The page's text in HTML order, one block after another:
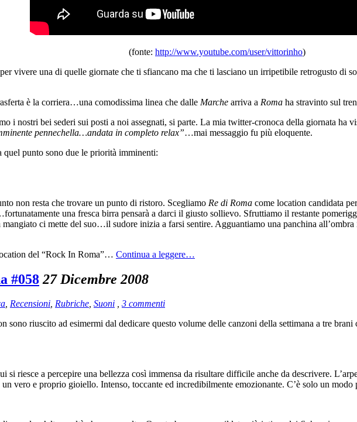
(fonte: http://www.youtube.com/user/vittorinho)
vivere una di quelle giornate che ti sfiancano ma che ti lasciano un irripetibile retrogusto di
è la corriera…una comodissima linea che dalle Marche arriva a Roma ha stravinto sul
i nostri bei sederi sui posti a noi assegnati, si parte. La mia twitter-cronoca della giornata ha
pennechella…andata in completo relax”…mai messaggio fu più eloquente.
punto sono due le priorità imminenti:
non resta che trovare un punto di ristoro. Scegliamo Re di Roma come location candidata
una fresca birra pensarà a darci il giusto sollievo. Sfruttiamo il restante
mangiato ci mette del suo…il sudore inizia a farsi sentire. Agguantiamo una panchina all’ombra
del “Rock In Roma”… Continua a leggere…
#058 27 Dicembre 2008
, Recensioni, Rubriche, Suoni , 3 commenti
sono riuscito ad esimermi dal dedicare questo volume delle canzoni della settimana a tre
si riesce a percepire una bellezza così immensa da risultare difficile anche da descrivere.
vero e proprio gioiello. Intenso, toccante ed incredibilmente emozionante. C’è solo un